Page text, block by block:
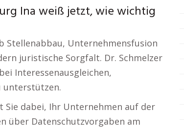
Ina weiß jetzt, wie wichtig
Stellenabbau, Unternehmensfusion
juristische Sorgfalt. Dr. Schmelzer
Interessenausgleichen,
unterstützen.
dabei, Ihr Unternehmen auf der
über Datenschutzvorgaben am